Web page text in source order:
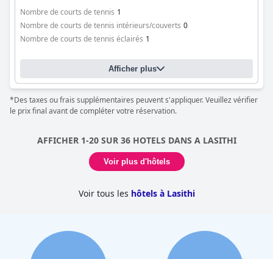
Nombre de courts de tennis 1
Nombre de courts de tennis intérieurs/couverts 0
Nombre de courts de tennis éclairés 1
Afficher plus
*Des taxes ou frais supplémentaires peuvent s'appliquer. Veuillez vérifier
le prix final avant de compléter votre réservation.
AFFICHER 1-20 SUR 36 HOTELS DANS A LASITHI
Voir plus d'hôtels
Voir tous les hôtels à Lasithi